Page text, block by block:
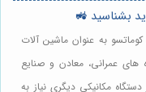
به عنوان ماشین آلات
های عمرانی، معادن و صنایع
مکانیکی دیگری نیاز به